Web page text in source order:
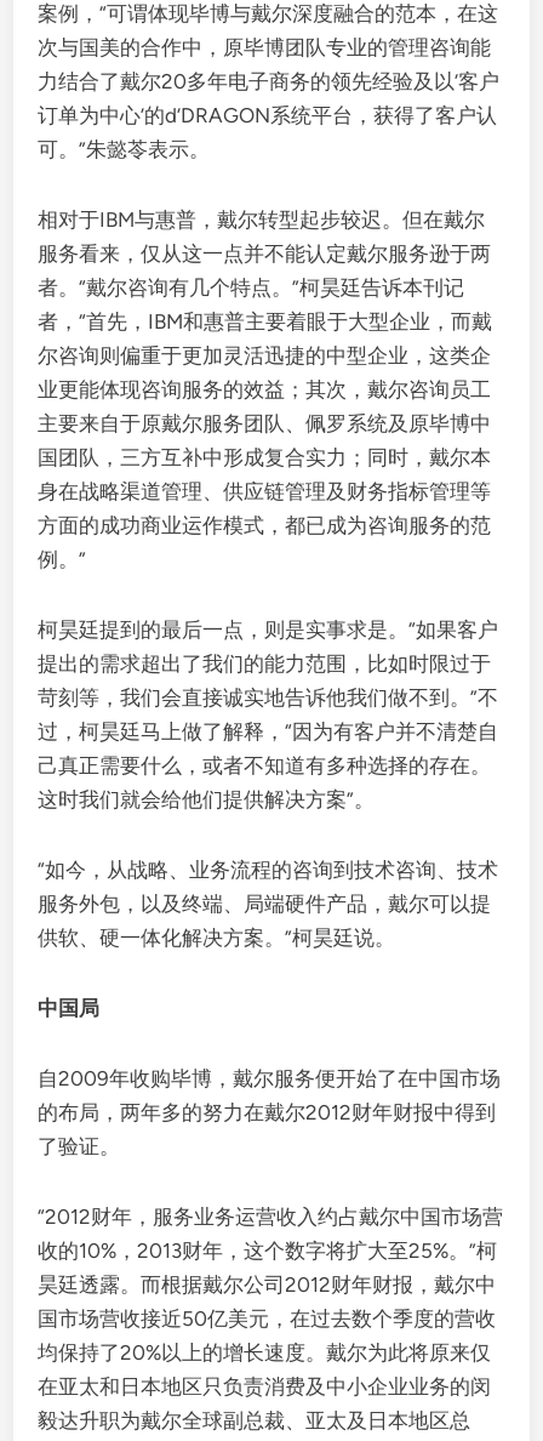
案例，“可谓体现毕博与戴尔深度融合的范本，在这
次与国美的合作中，原毕博团队专业的管理咨询能
力结合了戴尔20多年电子商务的领先经验及以‘客户
订单为中心’的d’DRAGON系统平台，获得了客户认
可。”朱懿苓表示。
相对于IBM与惠普，戴尔转型起步较迟。但在戴尔
服务看来，仅从这一点并不能认定戴尔服务逊于两
者。“戴尔咨询有几个特点。”柯昊廷告诉本刊记
者，“首先，IBM和惠普主要着眼于大型企业，而戴
尔咨询则偏重于更加灵活迅捷的中型企业，这类企
业更能体现咨询服务的效益；其次，戴尔咨询员工
主要来自于原戴尔服务团队、佩罗系统及原毕博中
国团队，三方互补中形成复合实力；同时，戴尔本
身在战略渠道管理、供应链管理及财务指标管理等
方面的成功商业运作模式，都已成为咨询服务的范
例。”
柯昊廷提到的最后一点，则是实事求是。“如果客户
提出的需求超出了我们的能力范围，比如时限过于
苛刻等，我们会直接诚实地告诉他我们做不到。”不
过，柯昊廷马上做了解释，“因为有客户并不清楚自
己真正需要什么，或者不知道有多种选择的存在。
这时我们就会给他们提供解决方案”。
“如今，从战略、业务流程的咨询到技术咨询、技术
服务外包，以及终端、局端硬件产品，戴尔可以提
供软、硬一体化解决方案。”柯昊廷说。
中国局
自2009年收购毕博，戴尔服务便开始了在中国市场
的布局，两年多的努力在戴尔2012财年财报中得到
了验证。
“2012财年，服务业务运营收入约占戴尔中国市场营
收的10%，2013财年，这个数字将扩大至25%。”柯
昊廷透露。而根据戴尔公司2012财年财报，戴尔中
国市场营收接近50亿美元，在过去数个季度的营收
均保持了20%以上的增长速度。戴尔为此将原来仅
在亚太和日本地区只负责消费及中小企业业务的闵
毅达升职为戴尔全球副总裁、亚太及日本地区总